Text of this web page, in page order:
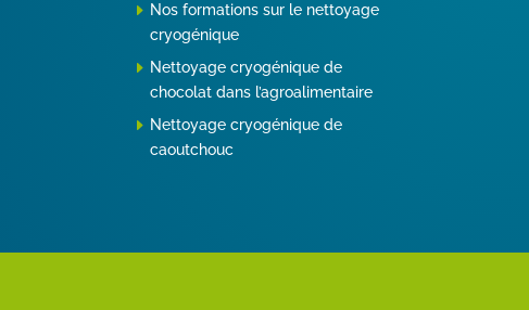
Nos formations sur le nettoyage
cryogénique
Nettoyage cryogénique de
chocolat dans l’agroalimentaire
Nettoyage cryogénique de
caoutchouc